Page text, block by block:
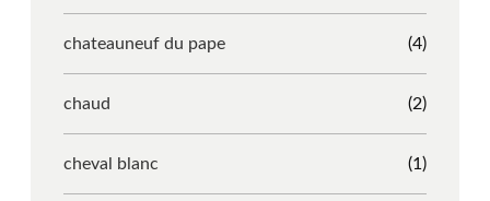
chateauneuf du pape (4)
chaud (2)
cheval blanc (1)